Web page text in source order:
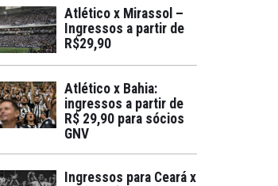
Atlético x Mirassol –
Ingressos a partir de
R$29,90
Atlético x Bahia:
ingressos a partir de
R$ 29,90 para sócios
GNV
Ingressos para Ceará x